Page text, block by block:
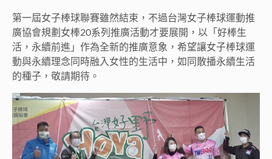
第一屆女子棒球聯賽雖然結束，不過台灣女子棒球運動推
廣協會規劃女棒20系列推廣活動才要展開，以「好棒生
活，永續前進」作為全新的推廣意象，希望讓女子棒球運
動與永續理念同時融入女性的生活中，如同散播永續生活
的種子，敬請期待。